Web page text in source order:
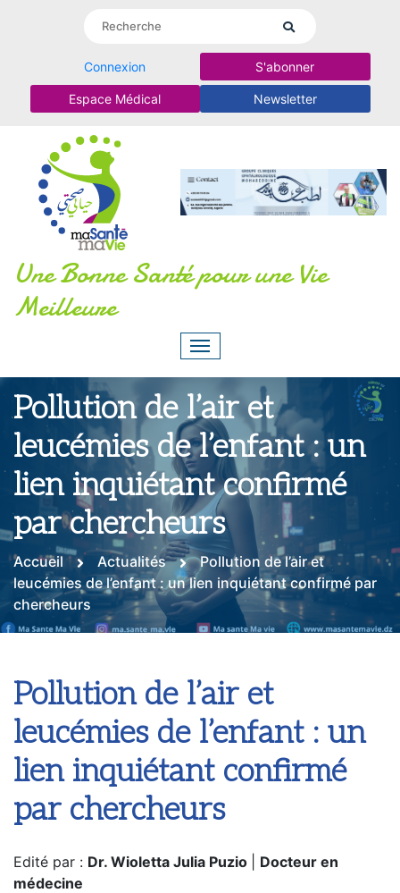
Connexion S'abonner
Espace Médical Newsletter
Une Bonne Santé pour une Vie
Meilleure
Pollution de l’air et
leucémies de l’enfant : un
lien inquiétant confirmé
par chercheurs
Accueil Actualités
Pollution de l’air et
leucémies de l’enfant : un lien inquiétant confirmé par
chercheurs
Pollution de l’air et
leucémies de l’enfant : un
lien inquiétant confirmé
par chercheurs
Edité par : Dr. Wioletta Julia Puzio
Docteur en
médecine